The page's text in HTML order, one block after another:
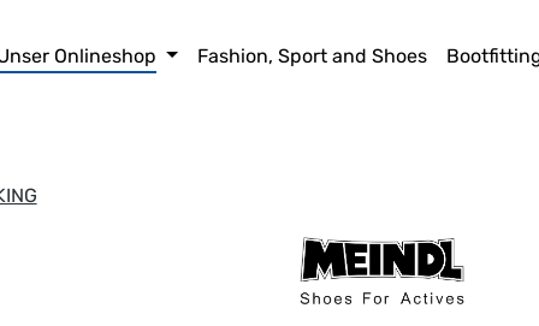
Onlineshop Fashion, Sport and Shoes